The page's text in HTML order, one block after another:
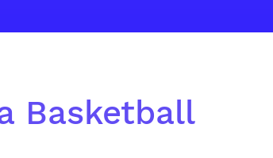
Basketball